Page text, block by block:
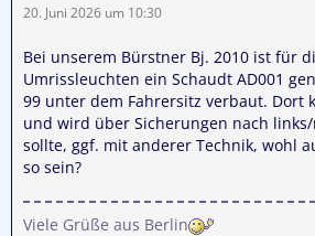
20. Juni 2026 um 10:30
Bei unserem Bürstner Bj. 2010 ist für
Umrissleuchten ein Schaudt AD001
99 unter dem Fahrersitz verbaut. Dort
und wird über Sicherungen nach
sollte, ggf. mit anderer Technik, wohl
so sein?
Viele Grüße aus Berlin